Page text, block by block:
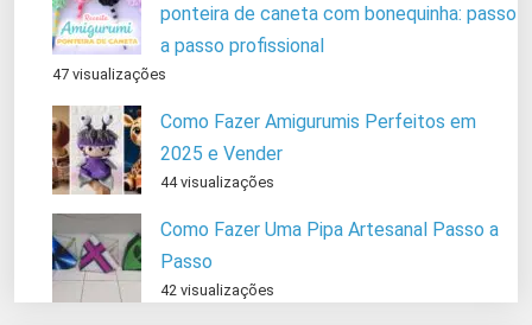
ponteira de caneta com bonequinha: passo
a passo profissional
47 visualizações
Como Fazer Amigurumis Perfeitos em
2025 e Vender
44 visualizações
Como Fazer Uma Pipa Artesanal Passo a
Passo
42 visualizações